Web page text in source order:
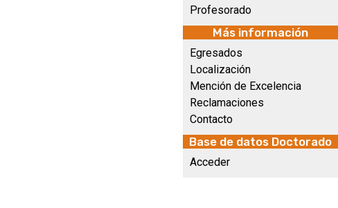
Profesorado
Más información
Egresados
Localización
Mención de Excelencia
Reclamaciones
Contacto
Base de datos Doctorado
Acceder